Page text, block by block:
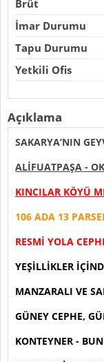
Brüt
İmar Durumu
Tapu Durumu
Yetkili Ofis
Açıklama
SAKARYA’NIN
ALİFUATPAŞA -
KINCILAR KÖYÜ
106 ADA 13
RESMİ YOLA
YEŞİLLİKLER
MANZARALI VE
GÜNEY CEPHE,
KONTEYNER -